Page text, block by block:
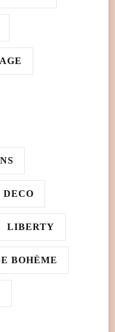
DECO
LIBERTY
BOHÈME